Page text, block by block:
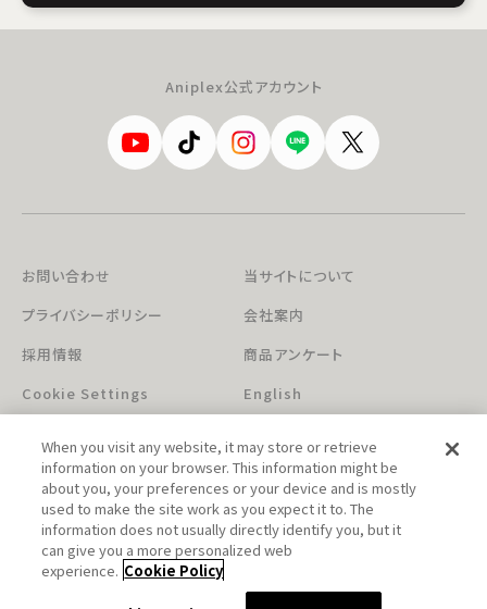
Aniplex公式アカウント
お問い合わせ
当サイトについて
プライバシーポリシー
会社案内
採用情報
商品アンケート
Cookie Settings
English
このホームページに掲載されている著作物の無断利用を禁じます。
© Aniplex Inc. All rights reserved.
When you visit any website, it may store or retrieve
information on your browser. This information might be
about you, your preferences or your device and is mostly
used to make the site work as you expect it to. The
information does not usually directly identify you, but it
can give you a more personalized web
experience. Cookie Policy